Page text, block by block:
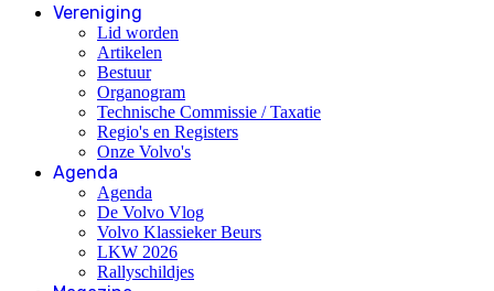
Vereniging
Lid worden
Artikelen
Bestuur
Organogram
Technische Commissie / Taxatie
Regio's en Registers
Onze Volvo's
Agenda
Agenda
De Volvo Vlog
Volvo Klassieker Beurs
LKW 2026
Rallyschildjes